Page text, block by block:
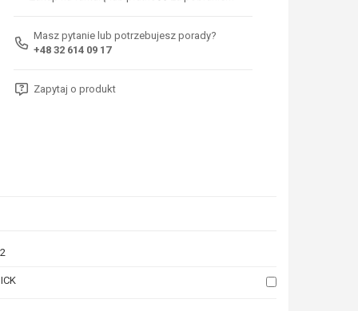
Masz pytanie lub potrzebujesz porady?
+48 32 614 09 17
Zapytaj o produkt